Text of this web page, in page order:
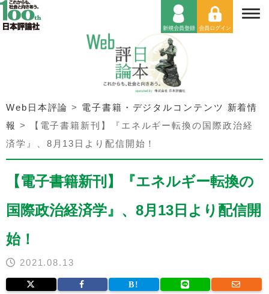
Web日本評論 > 電子書籍・デジタルコンテンツ 新着情
報 >
【電子書籍新刊】『エネルギー転換の国際政治経
済学』、8月13日より配信開始！
【電子書籍新刊】『エネルギー転換の
国際政治経済学』、8月13日より配信開
始！
2021.08.13